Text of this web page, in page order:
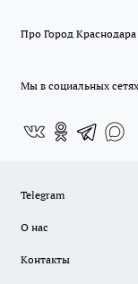
Про Город Краснодара
Мы в социальных сетях
Telegram
О нас
Контакты